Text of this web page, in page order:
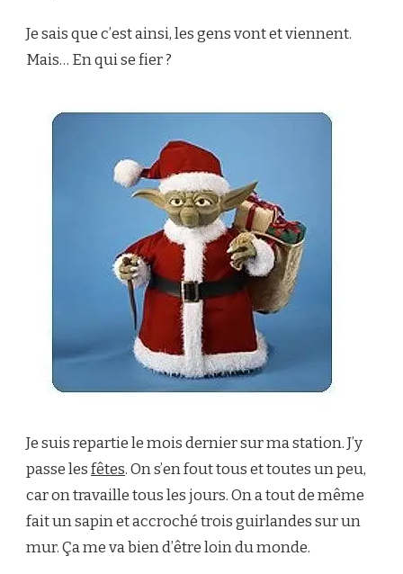
Je sais que c’est ainsi, les gens vont et viennent.
Mais… En qui se fier ?
Je suis repartie le mois dernier sur ma station. J’y
passe lesfêtes. On s’en fout tous et toutes un peu,
car on travaille tous les jours. On a tout de même
fait un sapin et accroché trois guirlandes sur un
mur. Ça me va bien d’être loin du monde.